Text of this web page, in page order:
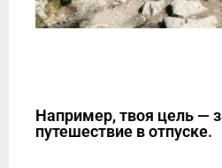
Например, твоя цель —
путешествие в отпуске.